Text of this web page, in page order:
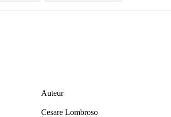
Auteur
Cesare Lombroso